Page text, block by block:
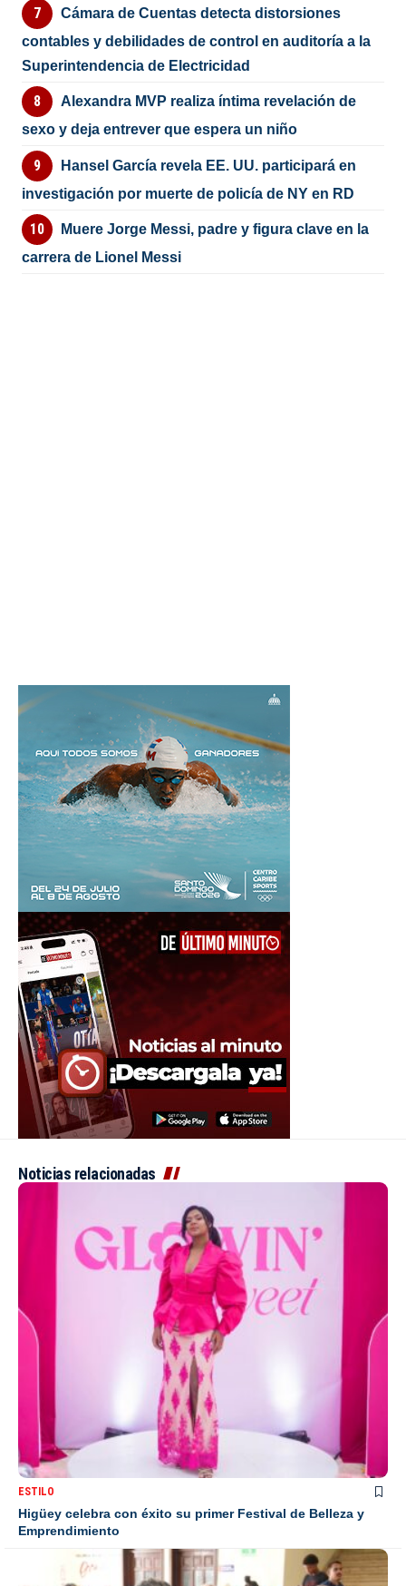
Cámara de Cuentas detecta distorsiones
contables y debilidades de control en auditoría a la
Superintendencia de Electricidad
Alexandra MVP realiza íntima revelación de
sexo y deja entrever que espera un niño
Hansel García revela EE. UU. participará en
investigación por muerte de policía de NY en RD
Muere Jorge Messi, padre y figura clave en la
carrera de Lionel Messi
Noticias relacionadas
ESTILO
Higüey celebra con éxito su primer Festival de Belleza y
Emprendimiento